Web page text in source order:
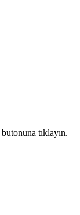
butonuna tıklayın.